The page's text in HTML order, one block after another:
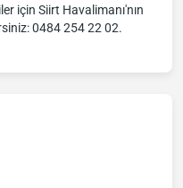
için Siirt Havalimanı'nın
0484 254 22 02.